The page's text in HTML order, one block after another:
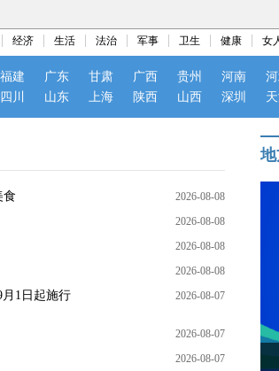
经济 生活 法治 军事 卫生 健康 女
福建 广东 甘肃 广西 贵州 河南
四川 山东 上海 陕西 山西 深圳
食 2026-08-08
2026-08-08
2026-08-08
2026-08-08
月1日起施行 2026-08-07
2026-08-07
2026-08-07